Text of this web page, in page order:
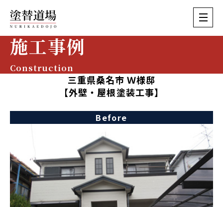
施工事例
Construction
三重県桑名市 Ｗ様邸
【外壁・屋根塗装工事】
Before